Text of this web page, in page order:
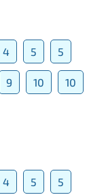
4 5 5
9 10 10
4 5 5